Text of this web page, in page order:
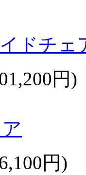
ドチェ
円)
円)